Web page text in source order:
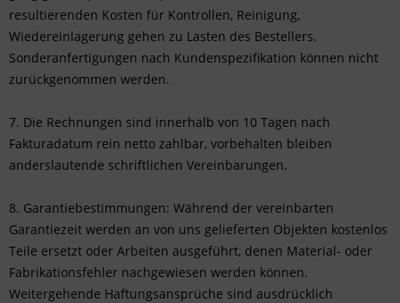
resultierenden Kosten für Kontrollen, Reinigung,
Wiedereinlagerung gehen zu Lasten des Bestellers.
Sonderanfertigungen nach Kundenspezifikation können nicht
zurückgenommen werden.
7. Die Rechnungen sind innerhalb von 10 Tagen nach
Fakturadatum rein netto zahlbar, vorbehalten bleiben
anderslautende schriftlichen Vereinbarungen.
8. Garantiebestimmungen: Während der vereinbarten
Garantiezeit werden an von uns gelieferten Objekten kostenlos
Teile ersetzt oder Arbeiten ausgeführt, denen Material- oder
Fabrikationsfehler nachgewiesen werden können.
Weitergehende Haftungsansprüche sind ausdrücklich